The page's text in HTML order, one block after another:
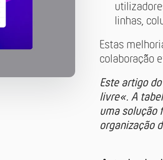
linhas,
Estas
colaboração
Este artigo
livre«. A
uma solução
organização